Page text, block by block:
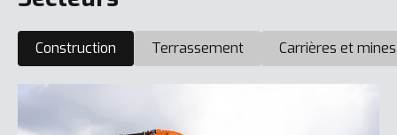
Construction Terrassement Carrières et mines